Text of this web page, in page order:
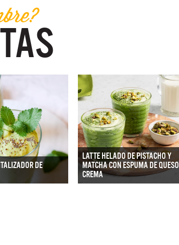
DE
LATTE HELADO DE PISTACHO Y
MATCHA CON ESPUMA DE QUESO
CREMA